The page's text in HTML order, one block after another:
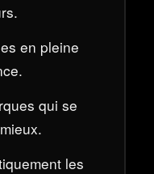
en pleine
qui se
les